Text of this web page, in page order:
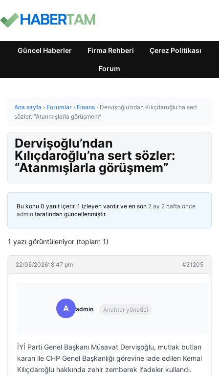
Güncel Haberler Firma Rehberi Çerez Politikası
Forum
Ana sayfa › Forumlar › Finans › Dervişoğlu’ndan Kılıçdaroğlu’na sert
sözler: “Atanmışlarla görüşmem”
Dervişoğlu’ndan
Kılıçdaroğlu’na sert sözler:
“Atanmışlarla görüşmem”
Bu konu 0 yanıt içerir, 1 izleyen vardır ve en son 2 ay 2 hafta önce
admin tarafından güncellenmiştir.
1 yazı görüntüleniyor (toplam 1)
22/05/2026: 8:47 pm #21205
A admin Anahtar yönetici
İYİ Parti Genel Başkanı Müsavat Dervişoğlu, mutlak butlan
kararı ile CHP Genel Başkanlığı görevine iade edilen Kemal
Kılıçdaroğlu hakkında zehir zemberek ifadeler kullandı.